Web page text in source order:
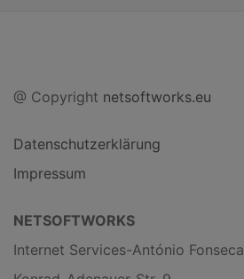
@ Copyright netsoftworks.eu
Datenschutzerklärung
Impressum
NETSOFTWORKS
Internet Services-António Fonseca